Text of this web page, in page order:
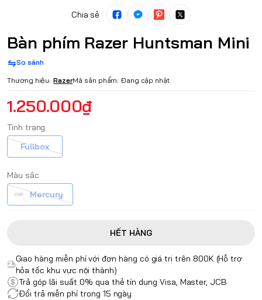
Chia sẻ
Bàn phím Razer Huntsman Mini
So sánh
Thương hiệu: RazerMã sản phẩm: Đang cập nhật
1.250.000₫
Tình trạng
Fullbox
Màu sắc
Mercury
HẾT HÀNG
Giao hàng miễn phí với đơn hàng có giá trị trên 800K (Hỗ trợ
hỏa tốc khu vực nội thành)
Trả góp lãi suất 0% qua thẻ tín dụng Visa, Master, JCB
Đổi trả miễn phí trong 15 ngày